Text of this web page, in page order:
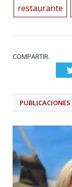
restaurante
COMPARTIR.
PUBLICACIONES